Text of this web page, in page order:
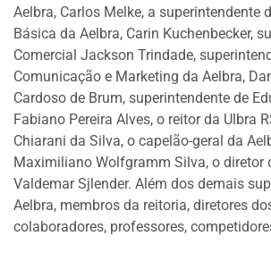
Aelbra, Carlos Melke, a superintendente
Básica da Aelbra, Carin Kuchenbecker,
Comercial Jackson Trindade,
Comunicação e Marketing da Aelbra,
Cardoso de Brum, superintendente de
Fabiano Pereira Alves, o reitor da Ulbra
Chiarani da Silva, o capelão-geral da
Maximiliano Wolfgramm Silva, o diretor
Valdemar Sjlender. Além dos demais
Aelbra, membros da reitoria, diretores
colaboradores, professores,